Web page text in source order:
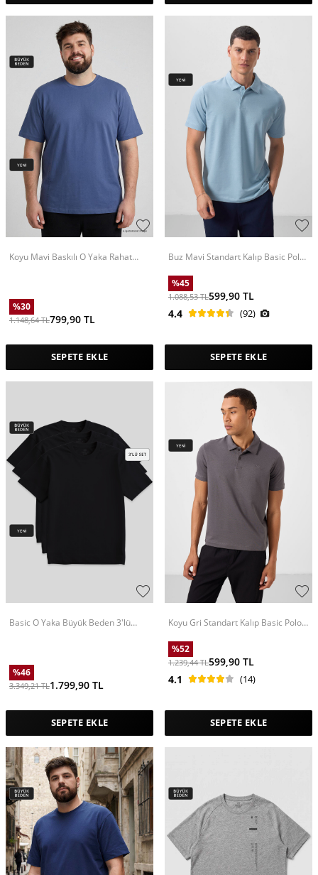
Koyu Mavi Baskılı O Yaka Rahat
%30
1.148,64TL799,90 TL
SEPETE EKLE
Buz Mavi Standart Kalıp Basic Polo
%45
1.088,53TL599,90 TL
4.4
(92)
SEPETE EKLE
Basic O Yaka Büyük Beden 3'lü
%46
3.349,21TL1.799,90 TL
SEPETE EKLE
Koyu Gri Standart Kalıp Basic Polo
%52
1.239,44TL599,90 TL
4.1
(14)
SEPETE EKLE